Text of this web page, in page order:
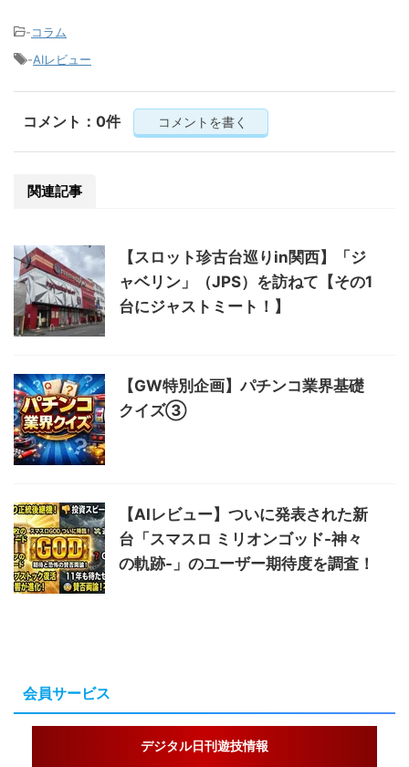
-コラム
-AIレビュー
コメント：0件 コメントを書く
関連記事
【スロット珍古台巡りin関西】「ジ
ャベリン」（JPS）を訪ねて【その1
台にジャストミート！】
【GW特別企画】パチンコ業界基礎
クイズ③
【AIレビュー】ついに発表された新
台「スマスロ ミリオンゴッド-神々
の軌跡-」のユーザー期待度を調査！
会員サービス
デジタル日刊遊技情報